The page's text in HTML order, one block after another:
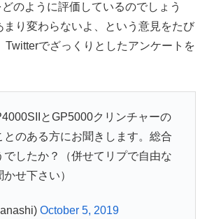
のように評価しているのでしょう
まり変わらないよ、という意見をたび
Twitterでざっくりとしたアンケートを
とGP5000クリンチャーの
とのある方にお聞きします。総合
でしたか？（併せてリプで自由な
せ下さい）
October 5, 2019